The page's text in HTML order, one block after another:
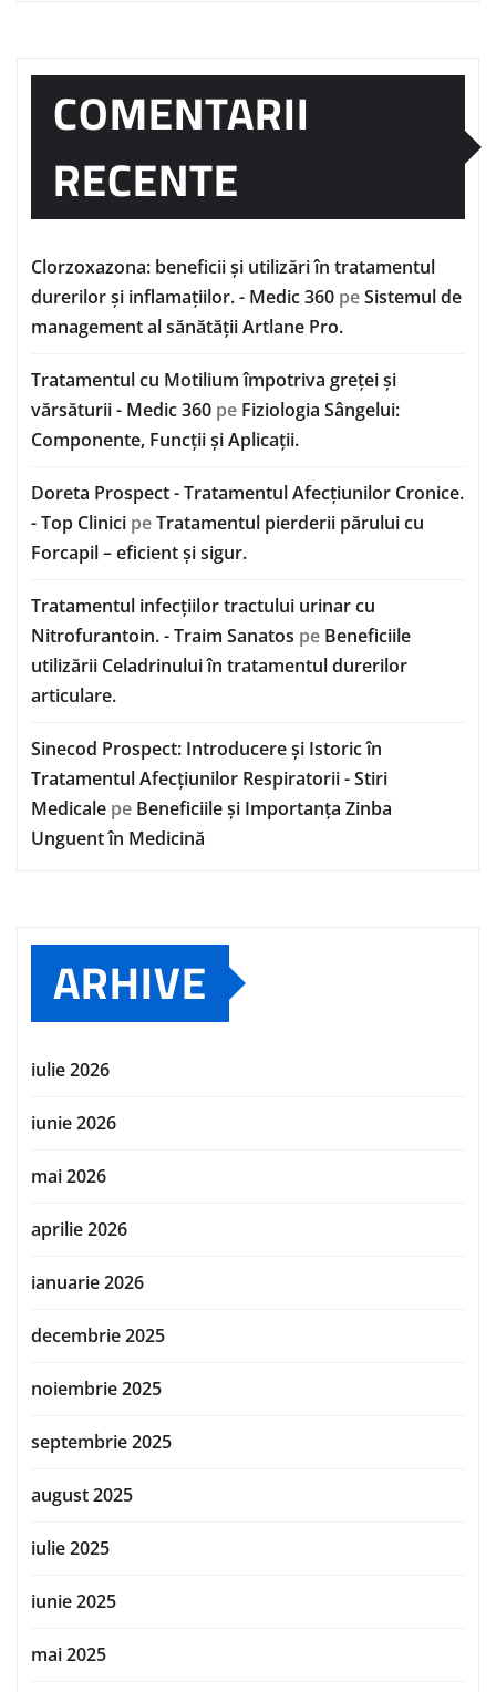
COMENTARII
RECENTE
Clorzoxazona: beneficii și utilizări în tratamentul
durerilor și inflamațiilor. - Medic 360 peSistemul de
management al sănătății Artlane Pro.
Tratamentul cu Motilium împotriva greței și
vărsăturii - Medic 360 pe Fiziologia Sângelui:
Componente, Funcții și Aplicații.
Doreta Prospect - Tratamentul Afecțiunilor Cronice.
- Top Clinici peTratamentul pierderii părului cu
Forcapil – eficient și sigur.
Tratamentul infecțiilor tractului urinar cu
Nitrofurantoin. - Traim Sanatos pe Beneficiile
utilizării Celadrinului în tratamentul durerilor
articulare.
Sinecod Prospect: Introducere și Istoric în
Tratamentul Afecțiunilor Respiratorii - Stiri
Medicale pe Beneficiile și Importanța Zinba
Unguent în Medicină
ARHIVE
iulie 2026
iunie 2026
mai 2026
aprilie 2026
ianuarie 2026
decembrie 2025
noiembrie 2025
septembrie 2025
august 2025
iulie 2025
iunie 2025
mai 2025